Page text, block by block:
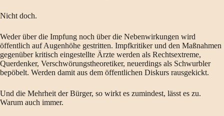
Nicht doch.
Weder über die Impfung noch über die Nebenwirkungen wird
öffentlich auf Augenhöhe gestritten. Impfkritiker und den Maßnahmen
gegenüber kritisch eingestellte Ärzte werden als Rechtsextreme,
Querdenker, Verschwörungstheoretiker, neuerdings als Schwurbler
bepöbelt. Werden damit aus dem öffentlichen Diskurs rausgekickt.
Und die Mehrheit der Bürger, so wirkt es zumindest, lässt es zu.
Warum auch immer.